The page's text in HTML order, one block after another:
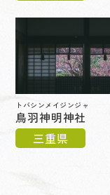
トバシンメイジンジャ
鳥羽神明神社
三重県